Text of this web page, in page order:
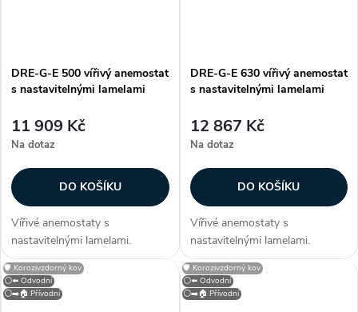
DRE-G-E 500 vířivý anemostat
s nastavitelnými lamelami
11 909 Kč
Na dotaz
DO KOŠÍKU
Vířivé anemostaty s
nastavitelnými lamelami.
Konstrukce Anemostaty jsou
vyrobeny z hliníku, lamely z
ocelového plechu. Anemostat
DRE-G-E 630 vířivý anemostat
s nastavitelnými lamelami
12 867 Kč
Na dotaz
DO KOŠÍKU
Vířivé anemostaty s
nastavitelnými lamelami.
Konstrukce Anemostaty jsou
vyrobeny z hliníku, lamely z
ocelového plechu. Anemostat
⚪⬅️ Odvodní
⚪➡️🏠 Přívodní
🛡️ Korozivzdorný kov
⚪⬅️ Odvodní
⚪➡️🏠 Přívodní
🛡️ Korozivzdorný kov